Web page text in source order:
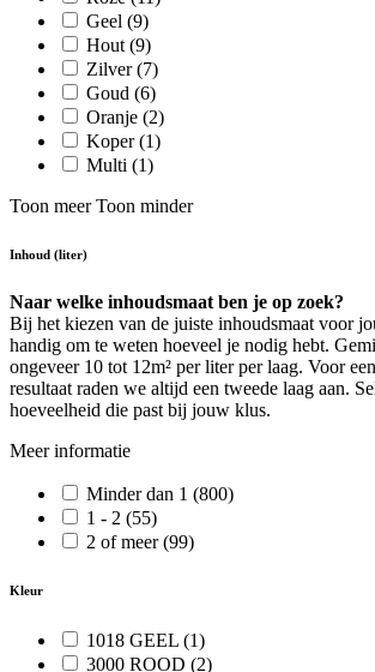
Geel (9)
Hout (9)
Zilver(7)
Goud (6)
Oranje (2)
Koper(1)
Multi (1)
Toon meer Toon minder
Inhoud (liter)
Naar welke inhoudsmaat ben je op zoek?
Bij het kiezen van de juiste inhoudsmaat voor
handig om te weten hoeveel je nodig hebt.
ongeveer 10 tot 12m² per liter per laag. Voor
resultaat raden we altijd een tweede laag aan.
hoeveelheid die past bij jouw klus.
Meer informatie
Minder dan 1 (800)
1 - 2 (55)
2 of meer(99)
Kleur
1018 GEEL (1)
3000 ROOD (2)